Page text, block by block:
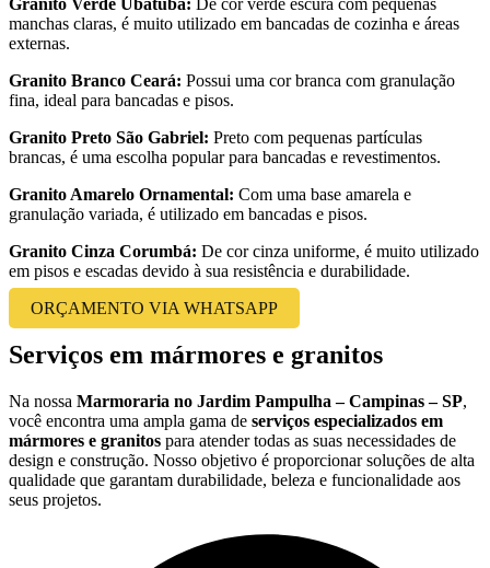
Granito Verde Ubatuba: De cor verde escura com pequenas
manchas claras, é muito utilizado em bancadas de cozinha e áreas
externas.
Granito Branco Ceará: Possui uma cor branca com granulação
fina, ideal para bancadas e pisos.
Granito Preto São Gabriel: Preto com pequenas partículas
brancas, é uma escolha popular para bancadas e revestimentos.
Granito Amarelo Ornamental: Com uma base amarela e
granulação variada, é utilizado em bancadas e pisos.
Granito Cinza Corumbá: De cor cinza uniforme, é muito utilizado
em pisos e escadas devido à sua resistência e durabilidade.
ORÇAMENTO VIA WHATSAPP
Serviços em mármores e granitos
Na nossa Marmoraria no Jardim Pampulha – Campinas – SP,
você encontra uma ampla gama de serviços especializados em
mármores e granitos para atender todas as suas necessidades de
design e construção. Nosso objetivo é proporcionar soluções de alta
qualidade que garantam durabilidade, beleza e funcionalidade aos
seus projetos.